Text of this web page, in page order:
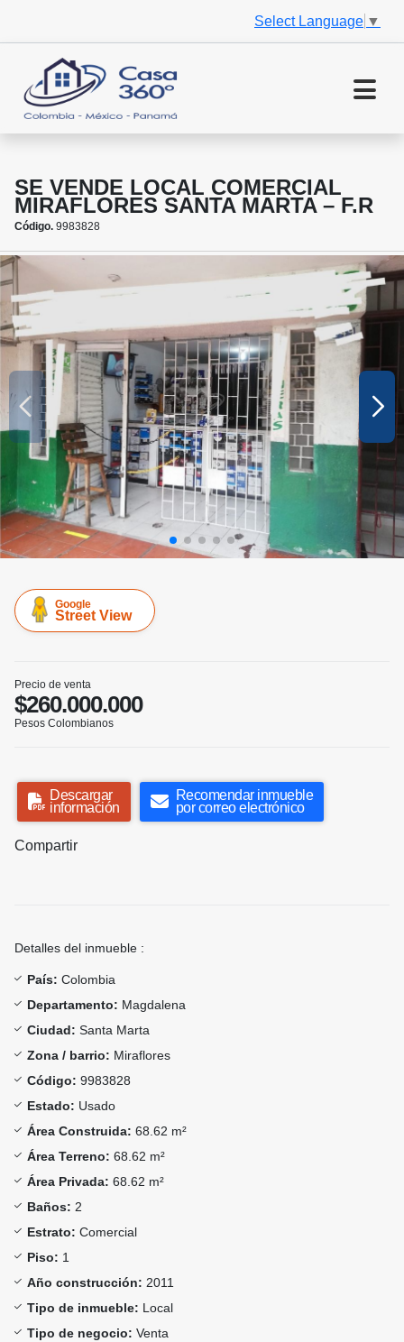
Select Language ▼
SE VENDE LOCAL COMERCIAL
MIRAFLORES SANTA MARTA – F.R
Código. 9983828
Google
Street View
Precio de venta
$260.000.000
Pesos Colombianos
Descargar
información
Recomendar inmueble
por correo electrónico
Compartir
Detalles del inmueble :
País: Colombia
Departamento: Magdalena
Ciudad: Santa Marta
Zona / barrio: Miraflores
Código: 9983828
Estado: Usado
Área Construida: 68.62 m²
Área Terreno: 68.62 m²
Área Privada: 68.62 m²
Baños: 2
Estrato: Comercial
Piso: 1
Año construcción: 2011
Tipo de inmueble: Local
Tipo de negocio: Venta